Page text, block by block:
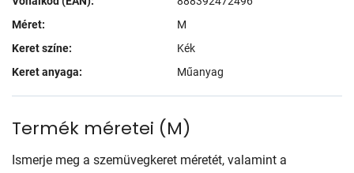
Méret:
M
Keret színe:
Kék
Keret anyaga:
Műanyag
Termék méretei (M)
Ismerje meg a szemüvegkeret méretét, valamint a